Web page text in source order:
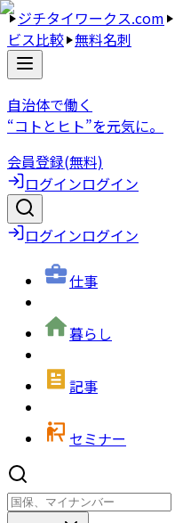
ジチタイワークス.com
ビス比較 無料名刺
自治体で働く
“コトとヒト”を元気に。
会員登録(無料)
ログインログイン
ログインログイン
仕事
暮らし
記事
セミナー